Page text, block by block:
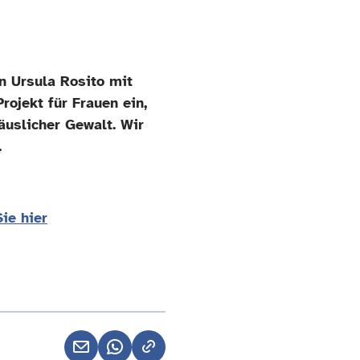
Ursula Rosito mit
für Frauen ein,
Gewalt. Wir
hier